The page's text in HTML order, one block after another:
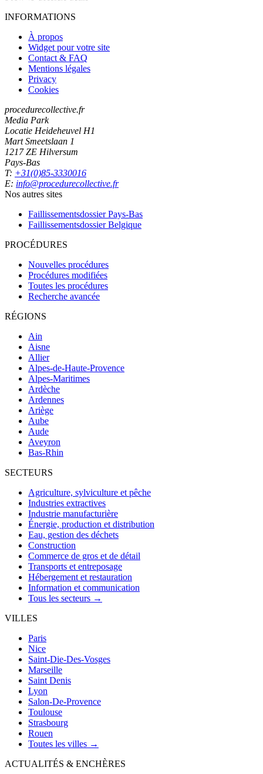
INFORMATIONS
À propos
Widget pour votre site
Contact & FAQ
Mentions légales
Privacy
Cookies
procedurecollective.fr
Media Park
Locatie Heideheuvel H1
Mart Smeetslaan 1
1217 ZE Hilversum
Pays-Bas
T: +31(0)85-3330016
E: info@procedurecollective.fr
Nos autres sites
Faillissementsdossier Pays-Bas
Faillissementsdossier Belgique
PROCÉDURES
Nouvelles procédures
Procédures modifiées
Toutes les procédures
Recherche avancée
RÉGIONS
Ain
Aisne
Allier
Alpes-de-Haute-Provence
Alpes-Maritimes
Ardèche
Ardennes
Ariège
Aube
Aude
Aveyron
Bas-Rhin
SECTEURS
Agriculture, sylviculture et pêche
Industries extractives
Industrie manufacturière
Énergie, production et distribution
Eau, gestion des déchets
Construction
Commerce de gros et de détail
Transports et entreposage
Hébergement et restauration
Information et communication
Tous les secteurs →
VILLES
Paris
Nice
Saint-Die-Des-Vosges
Marseille
Saint Denis
Lyon
Salon-De-Provence
Toulouse
Strasbourg
Rouen
Toutes les villes →
ACTUALITÉS & ENCHÈRES